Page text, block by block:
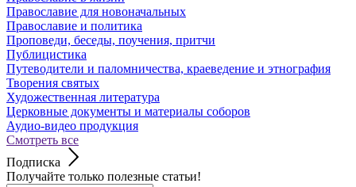
Православие для новоначальных
Православие и политика
Проповеди, беседы, поучения, притчи
Публицистика
Путеводители и паломничества, краеведение и этнография
Творения святых
Художественная литература
Церковные документы и материалы соборов
Аудио-видео продукция
Смотреть все
Подписка
Получайте только полезные статьи!